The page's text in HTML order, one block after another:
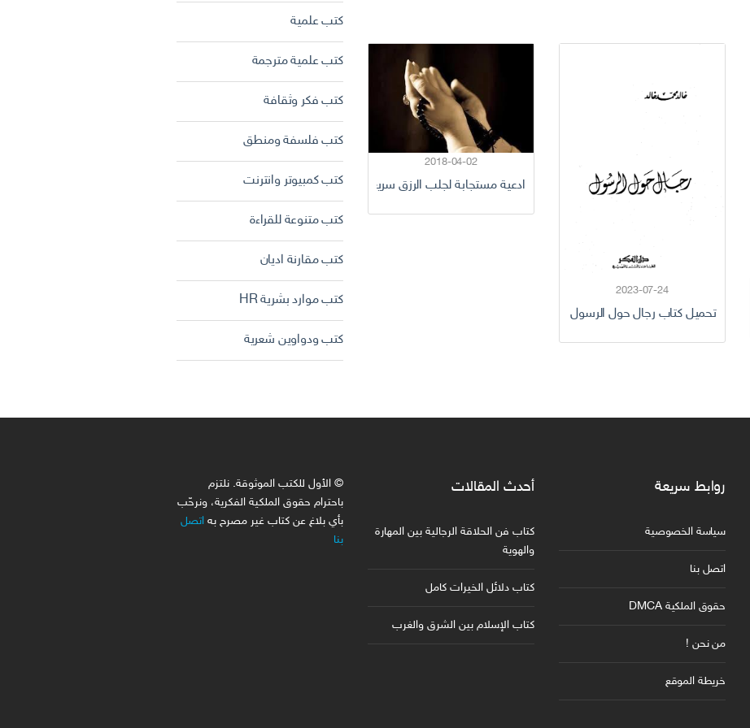
2023-07-24
تحميل كتاب رجال حول الرسول pdf خالد محمد خالد
2018-04-02
ادعية مستجابة لجلب الرزق سريعا
كتب علمية
كتب علمية مترجمة
كتب فكر وثقافة
كتب فلسفة ومنطق
كتب كمبيوتر وانترنت
كتب متنوعة للقراءة
كتب مقارنة اديان
كتب موارد بشرية HR
كتب ودواوين شعرية
روابط سريعة
سياسة الخصوصية
اتصل بنا
حقوق الملكية DMCA
من نحن !
خريطة الموقع
أحدث المقالات
كتاب فن الحلاقة الرجالية بين المهارة
والهوية
كتاب دلائل الخيرات كامل
كتاب الإسلام بين الشرق والغرب
© الأول للكتب الموثوقة. نلتزم
باحترام حقوق الملكية الفكرية، ونرحّب
بأي بلاغ عن كتاب غير مصرح به اتصل
بنا